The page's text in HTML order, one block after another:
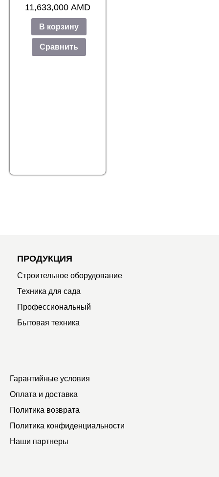
11,633,000 AMD
В корзину
Сравнить
ПРОДУКЦИЯ
Строительное оборудование
Техника для сада
Профессиональный
Бытовая техника
Гарантийные условия
Оплата и доставка
Политика возврата
Политика конфиденциальности
Наши партнеры